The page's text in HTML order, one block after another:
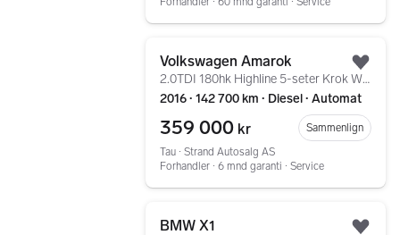
Volkswagen Amarok
2.0TDI 180hk Highline 5-seter Krok Webasto Ryggekamera
2016 ∙ 142 700 km ∙ Diesel ∙ Automat
359 000 kr
Sammenlign
Tau ∙ Strand Autosalg AS
Forhandler ∙ 6 mnd garanti ∙ Service
BMW X1